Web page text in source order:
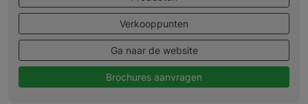
Verkooppunten
Ga naar de website
Brochures aanvragen